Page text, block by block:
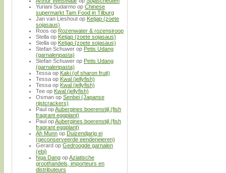
Yuriani Sudarmo op Chinese
supermarkt Tam Food in Tilburg
Jan van Lieshout op Ketjap (zoete
sojasaus)
Roos op Rozenwater & rozensiroop
Stella op Ketjap (zoete sojasaus)
Stella op Ketjap (zoete sojasaus)
Stefan Schuwer op Petis Udang
(garnalenpasta)
Stefan Schuwer op Petis Udang
(garnalenpasta)
Tessa op Kaki (of sharon fruit)
Tessa op Kwal (jellyfish)
Tessa op Kwal (jellyfish)
Tee op Kwal (jellyfish)
Osman op Senbei (Japanse
rijstcrackers)
Paul opAubergines boerenstijl (fish
fragrant eggplant)
Paul opAubergines boerenstijl (fish
fragrant eggplant)
Ah Munn op Duizendjarig ei
(geconserveerde eendeneieren)
Gerard op Gedroogde garnalen
(ebi)
Nga Dang opAziatische
groothandels, importeurs en
distributeurs